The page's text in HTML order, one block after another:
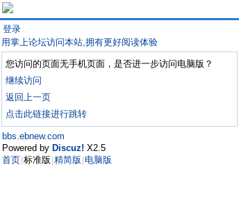
登录
用掌上论坛访问本站,拥有更好阅读体验
您访问的页面无手机页面，是否进一步访问电脑版？
继续访问
返回上一页
点击此链接进行跳转
bbs.ebnew.com
Powered by Discuz! X2.5
首页 标准版 精简版 电脑版